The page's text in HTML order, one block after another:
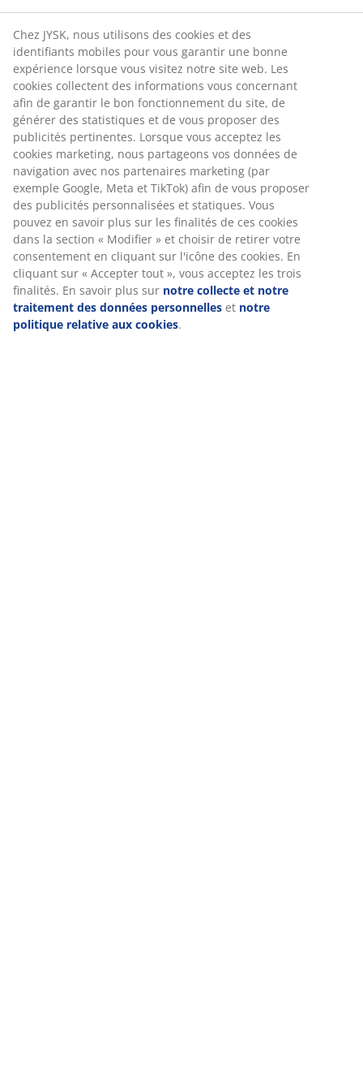
En savoir plus
Les parures de lit: nos favoris de cette saison
Une literie en coton ou une nouvelle parure de lit
pourrait bien être ce dont vous avez besoin pour bien
Chez JYSK, nous utilisons des cookies et des
identifiants mobiles pour vous garantir une bonne
expérience lorsque vous visitez notre site web. Les
cookies collectent des informations vous concernant
afin de garantir le bon fonctionnement du site, de
générer des statistiques et de vous proposer des
publicités pertinentes. Lorsque vous acceptez les
cookies marketing, nous partageons vos données de
navigation avec nos partenaires marketing (par
exemple Google, Meta et TikTok) afin de vous proposer
des publicités personnalisées et statiques. Vous
pouvez en savoir plus sur les finalités de ces cookies
dans la section « Modifier » et choisir de retirer votre
consentement en cliquant sur l'icône des cookies. En
cliquant sur « Accepter tout », vous acceptez les trois
finalités. En savoir plus sur notre collecte et notre
traitement des données personnelles et notre
politique relative aux cookies.